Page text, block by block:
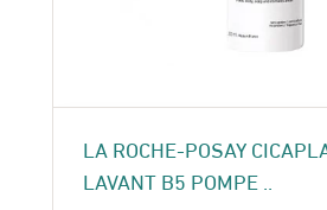
LA ROCHE-POSAY
LAVANT B5 POMPE ..